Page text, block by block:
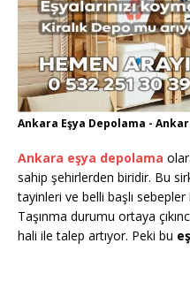
Ankara Eşya Depolama -
Ankara eşya depolama
sahip şehirlerden biridir. Bu
tayinleri ve belli başlı
Taşınma durumu ortaya
hali ile talep artıyor. Peki bu